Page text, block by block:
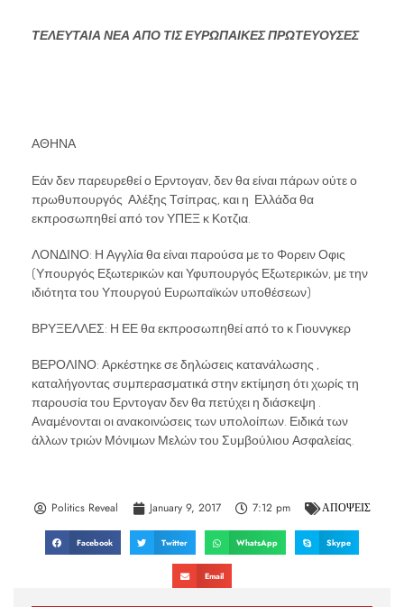
ΤΕΛΕΥΤΑΙΑ ΝΕΑ ΑΠΟ ΤΙΣ ΕΥΡΩΠΑΙΚΕΣ ΠΡΩΤΕΥΟΥΣΕΣ
ΑΘΗΝΑ
Εάν δεν παρευρεθεί ο Ερντογαν, δεν θα είναι πάρων ούτε ο
πρωθυπουργός Αλέξης Τσίπρας, και η Ελλάδα θα
εκπροσωπηθεί από τον ΥΠΕΞ κ Κοτζια.
ΛΟΝΔΙΝΟ: Η Αγγλία θα είναι παρούσα με το Φορειν Οφις
(Υπουργός Εξωτερικών και Υφυπουργός Εξωτερικών, με την
ιδιότητα του Υπουργού Ευρωπαϊκών υποθέσεων)
ΒΡΥΞΕΛΛΕΣ: Η ΕΕ θα εκπροσωπηθεί από το κ Γιουνγκερ
ΒΕΡΟΛΙΝΟ: Αρκέστηκε σε δηλώσεις κατανάλωσης ,
καταλήγοντας συμπερασματικά στην εκτίμηση ότι χωρίς τη
παρουσία του Ερντογαν δεν θα πετύχει η διάσκεψη .
Αναμένονται οι ανακοινώσεις των υπολοίπων. Ειδικά των
άλλων τριών Μόνιμων Μελών του Συμβούλιου Ασφαλείας.
Politics Reveal January 9, 2017 7:12 pm ΑΠΟΨΕΙΣ
Facebook Twitter WhatsApp Skype
Email